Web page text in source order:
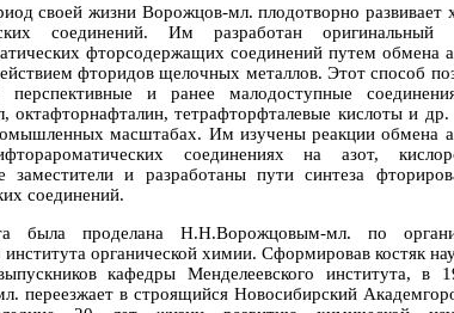
своей жизни Ворожцов-мл. плодотворно развивает
соединений. Им разработан оригинальный
фторсодержащих соединений путем обмена
фторидов щелочных металлов. Этот способ
перспективные и ранее малодоступные
октафторнафталин, тетрафторфталевые кислоты и
масштабах. Им изучены реакции обмена
соединениях на азот,
заместители и разработаны пути синтеза
соединений.
была проделана Н.Н.Ворожцовым-мл. по
органической химии. Сформировав костяк
кафедры Менделеевского института, в
переезжает в строящийся Новосибирский